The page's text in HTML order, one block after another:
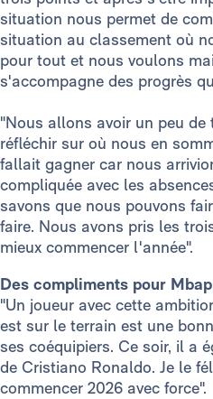
situation nous permet de
situation au classement où
pour tout et nous voulons
s'accompagne des progrès
"Nous allons avoir un peu
réfléchir sur où nous en
fallait gagner car nous
compliquée avec les
savons que nous pouvons
faire. Nous avons pris les
mieux commencer l'année".
Des compliments pour
"Un joueur avec cette
est sur le terrain est une
ses coéquipiers. Ce soir, il a
de Cristiano Ronaldo. Je le
commencer 2026 avec force".